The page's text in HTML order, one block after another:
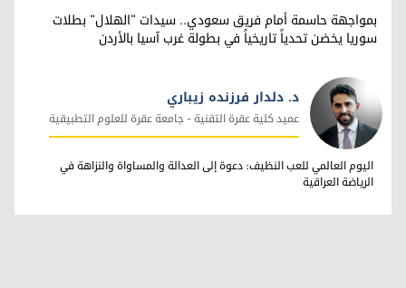
بمواجهة حاسمة أمام فريق سعودي.. سيدات "الهلال" بطلات
سوريا يخضن تحدياً تاريخياً في بطولة غرب آسيا بالأردن
د. دلدار فرزنده زيباري
د. دلدار فرزنده زيباري
عميد كلية عقرة التقنية - جامعة عقرة للعلوم التطبيقية
اليوم العالمي للعب النظيف: دعوة إلى العدالة والمساواة والنزاهة في
الرياضة العراقية